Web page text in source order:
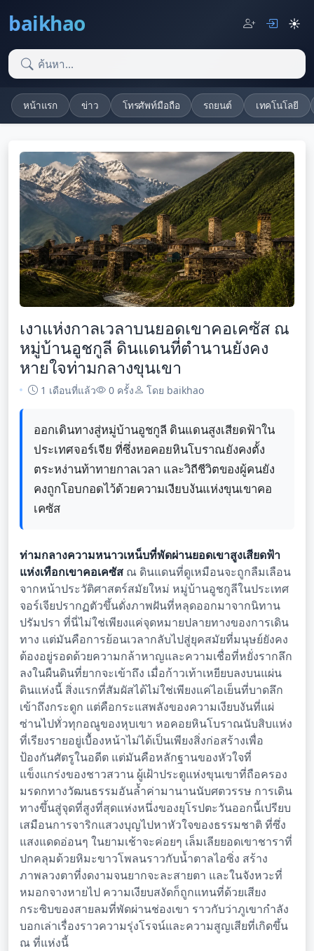
baikhao ☀️
หน้าแรก ข่าว โทรศัพท์มือถือ รถยนต์ เทคโนโลยี
เงาแห่งกาลเวลาบนยอดเขาคอเคซัส ณ
หมู่บ้านอูชกูลี ดินแดนที่ตำนานยังคง
หายใจท่ามกลางขุนเขา
1 เดือนที่แล้ว 0 ครั้ง โดย baikhao
ออกเดินทางสู่หมู่บ้านอูชกูลี ดินแดนสูงเสียดฟ้าใน
ประเทศจอร์เจีย ที่ซึ่งหอคอยหินโบราณยังคงตั้ง
ตระหง่านท้าทายกาลเวลา และวิถีชีวิตของผู้คนยัง
คงถูกโอบกอดไว้ด้วยความเงียบงันแห่งขุนเขาคอ
เคซัส
ท่ามกลางความหนาวเหน็บที่พัดผ่านยอดเขาสูงเสียดฟ้า
แห่งเทือกเขาคอเคซัส ณ ดินแดนที่ดูเหมือนจะถูกลืมเลือน
จากหน้าประวัติศาสตร์สมัยใหม่ หมู่บ้านอูชกูลีในประเทศ
จอร์เจียปรากฏตัวขึ้นดั่งภาพฝันที่หลุดออกมาจากนิทาน
ปรัมปรา ที่นี่ไม่ใช่เพียงแค่จุดหมายปลายทางของการเดิน
ทาง แต่มันคือการย้อนเวลากลับไปสู่ยุคสมัยที่มนุษย์ยังคง
ต้องอยู่รอดด้วยความกล้าหาญและความเชื่อที่หยั่งรากลึก
ลงในผืนดินที่ยากจะเข้าถึง เมื่อก้าวเท้าเหยียบลงบนแผ่น
ดินแห่งนี้ สิ่งแรกที่สัมผัสได้ไม่ใช่เพียงแค่ไอเย็นที่บาดลึก
เข้าถึงกระดูก แต่คือกระแสพลังของความเงียบงันที่แผ่
ซ่านไปทั่วทุกอณูของหุบเขา หอคอยหินโบราณนับสิบแห่ง
ที่เรียงรายอยู่เบื้องหน้าไม่ได้เป็นเพียงสิ่งก่อสร้างเพื่อ
ป้องกันศัตรูในอดีต แต่มันคือหลักฐานของหัวใจที่
แข็งแกร่งของชาวสวาน ผู้เฝ้าประตูแห่งขุนเขาที่ถือครอง
มรดกทางวัฒนธรรมอันล้ำค่ามานานนับศตวรรษ การเดิน
ทางขึ้นสู่จุดที่สูงที่สุดแห่งหนึ่งของยุโรปตะวันออกนี้เปรียบ
เสมือนการจาริกแสวงบุญไปหาหัวใจของธรรมชาติ ที่ซึ่ง
แสงแดดอ่อนๆ ในยามเช้าจะค่อยๆ เล็มเลียยอดเขาชาราที่
ปกคลุมด้วยหิมะขาวโพลนราวกับน้ำตาลไอซิ่ง สร้าง
ภาพลวงตาที่งดงามจนยากจะละสายตา และในจังหวะที่
หมอกจางหายไป ความเงียบสงัดก็ถูกแทนที่ด้วยเสียง
กระซิบของสายลมที่พัดผ่านช่องเขา ราวกับว่าภูเขากำลัง
บอกเล่าเรื่องราวความรุ่งโรจน์และความสูญเสียที่เกิดขึ้น
ณ ที่แห่งนี้